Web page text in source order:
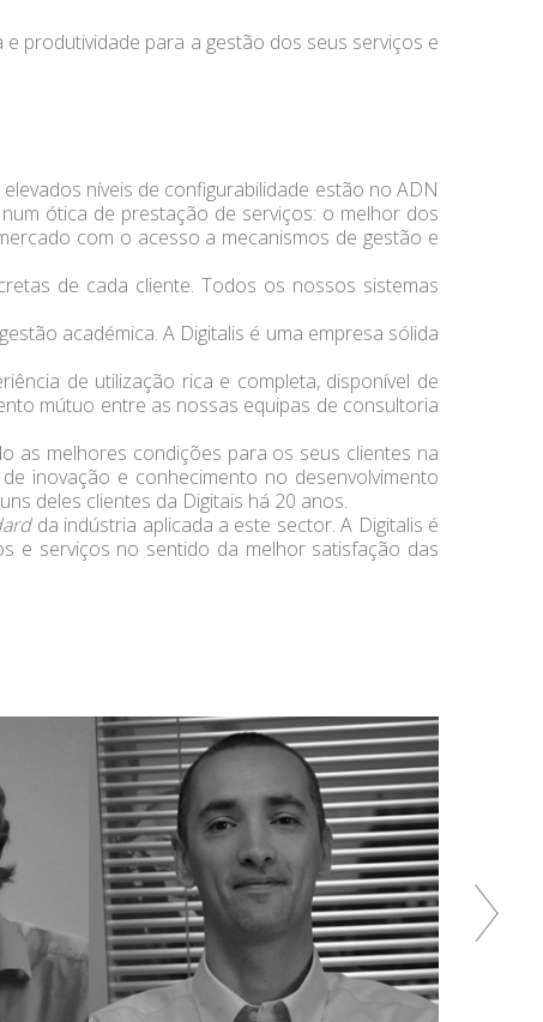
produtividade para a gestão dos seus serviços e
níveis de configurabilidade estão no ADN
ótica de prestação de serviços: o melhor dos
com o acesso a mecanismos de gestão e
de cada cliente. Todos os nossos sistemas
académica. A Digitalis é uma empresa sólida
de utilização rica e completa, disponível de
mútuo entre as nossas equipas de consultoria
as melhores condições para os seus clientes na
inovação e conhecimento no desenvolvimento
deles clientes da Digitais há 20 anos.
da indústria aplicada a este sector. A Digitalis é
e serviços no sentido da melhor satisfação das